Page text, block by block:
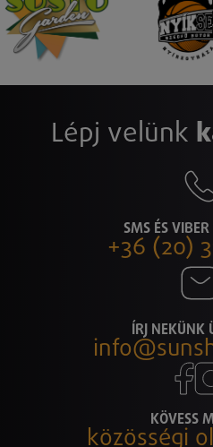
Lépj velünk
SMS ÉS
+36 (20)
ÍRJ NEKÜNK
KÖVESS
közösségi